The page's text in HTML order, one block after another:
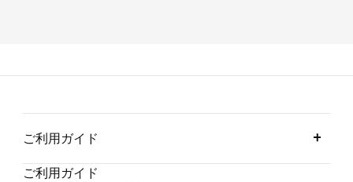
ご利用ガイド
ご利用ガイド